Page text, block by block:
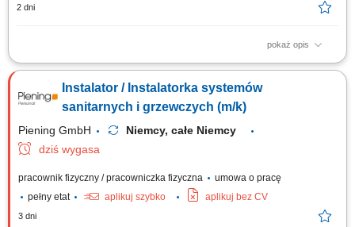
2 dni
pokaż opis
Zakres obowiązków: Montaż i wymiana instalacji wodnych oraz
prysznice, wanny i toalety. Wykonywanie prostych prac montażowych
związanych z realizacją inwestycji. Współpraca z polskojęzycznym i
Instalator / Instalatorka systemów
sanitarnych i grzewczych (m/k)
Piening GmbH
Niemcy, całe Niemcy
dziś wygasa
pracownik fizyczny / pracowniczka fizyczna
umowa o pracę
pełny etat
aplikuj szybko aplikuj bez CV
3 dni